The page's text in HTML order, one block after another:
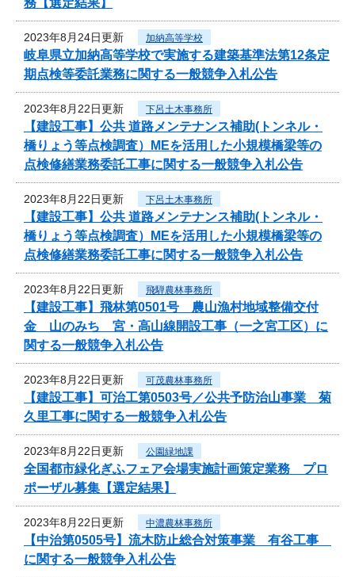
2023年8月24日更新 加納高等学校
岐阜県立加納高等学校で実施する建築基準法第12条定
期点検等委託業務に関する一般競争入札公告
2023年8月22日更新 下呂土木事務所
【建設工事】公共 道路メンテナンス補助(トンネル・
橋りょう等点検調査）MEを活用した小規模橋梁等の
点検修繕業務委託工事に関する一般競争入札公告
2023年8月22日更新 下呂土木事務所
【建設工事】公共 道路メンテナンス補助(トンネル・
橋りょう等点検調査）MEを活用した小規模橋梁等の
点検修繕業務委託工事に関する一般競争入札公告
2023年8月22日更新 飛騨農林事務所
【建設工事】飛林第0501号 農山漁村地域整備交付
金 山のみち 宮・高山線開設工事（一之宮工区）に
関する一般競争入札公告
2023年8月22日更新 可茂農林事務所
【建設工事】可治工第0503号／公共予防治山事業 菊
久里工事に関する一般競争入札公告
2023年8月22日更新 公園緑地課
全国都市緑化ぎふフェア会場実施計画策定業務 プロ
ポーザル募集【選定結果】
2023年8月22日更新 中濃農林事務所
【中治第0505号】流木防止総合対策事業 有谷工事
に関する一般競争入札公告